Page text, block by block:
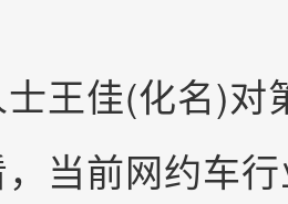
佳(化名)对
当前网约车